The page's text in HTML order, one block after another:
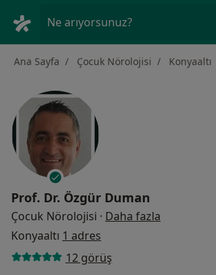
Ne arıyorsunuz?
Ana Sayfa Çocuk Nörolojisi Konyaaltı
Prof. Dr. Özgür Duman
Çocuk Nörolojisi · Daha fazla
Konyaaltı 1 adres
12 görüş